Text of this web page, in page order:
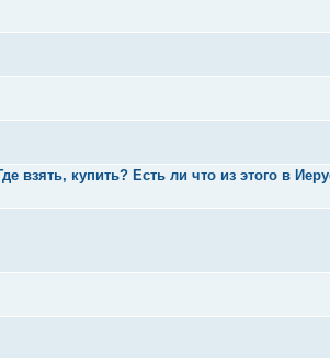
взять, купить? Есть ли что из этого в